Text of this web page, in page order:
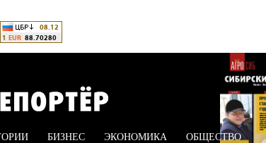
БИЗНЕС ЭКОНОМИКА ОБЩЕСТВО